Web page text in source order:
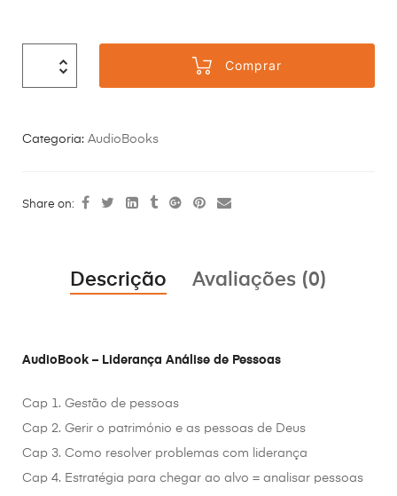
Comprar
Categoria: AudioBooks
Share on:
Descrição Avaliações (0)
AudioBook – Liderança Análise de Pessoas
Cap 1. Gestão de pessoas
Cap 2. Gerir o património e as pessoas de Deus
Cap 3. Como resolver problemas com liderança
Cap 4. Estratégia para chegar ao alvo = analisar pessoas